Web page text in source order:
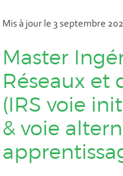
Mis à jour le 3 septembre
Master
Réseaux et
(IRS voie
& voie